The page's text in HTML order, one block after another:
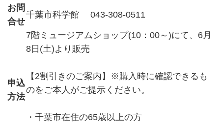
お問
合せ
千葉市科学館 043-308-0511
申込
方法
7階ミュージアムショップ(10：00～)にて、6月
8日(土)より販売
【2割引きのご案内】※購入時に確認できるも
のをご本人がご提示ください。
・千葉市在住の65歳以上の方